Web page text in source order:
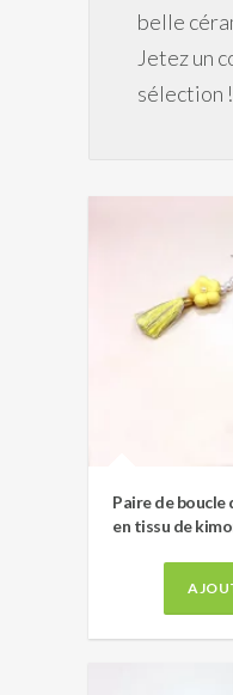
belle
Jetez un
sélection !
Paire de
en tissu de